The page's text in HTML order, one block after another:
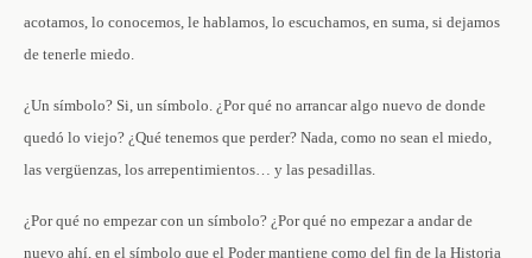
acotamos, lo conocemos, le hablamos, lo escuchamos, en suma, si dejamos
de tenerle miedo.
¿Un símbolo? Si, un símbolo. ¿Por qué no arrancar algo nuevo de donde
quedó lo viejo? ¿Qué tenemos que perder? Nada, como no sean el miedo,
las vergüenzas, los arrepentimientos… y las pesadillas.
¿Por qué no empezar con un símbolo? ¿Por qué no empezar a andar de
nuevo ahí, en el símbolo que el Poder mantiene como del fin de la Historia